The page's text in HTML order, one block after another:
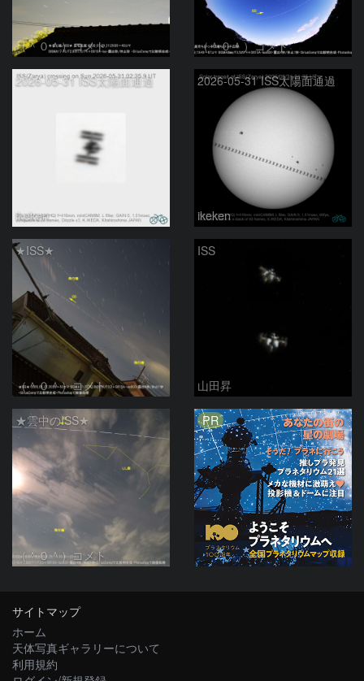
（＾０＾）コメト （＾０＾）コメト
2026-05-31 ISS太陽面通過
ikeken
2026-05-31 ISS太陽面通過
ikeken
★ISS★
（＾０＾）コメト
ISS
山田昇
★雲中のISS★
（＾０＾）コメト
PR
サイトマップ
ホーム
天体写真ギャラリーについて
利用規約